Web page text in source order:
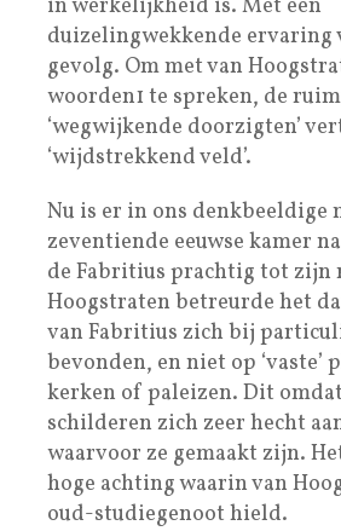
in werkelijkheid is. Met een
duizelingwekkende ervaring
gevolg. Om met van
woorden1 te spreken, de
‘wegwijkende doorzigten’
‘wijdstrekkend veld’.
Nu is er in ons denkbeeldige
zeventiende eeuwse kamer
de Fabritius prachtig tot zijn
Hoogstraten betreurde het
van Fabritius zich bij
bevonden, en niet op ‘vaste’
kerken of paleizen. Dit
schilderen zich zeer hecht
waarvoor ze gemaakt zijn.
hoge achting waarin van
oud-studiegenoot hield.